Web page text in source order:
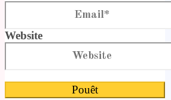
Website